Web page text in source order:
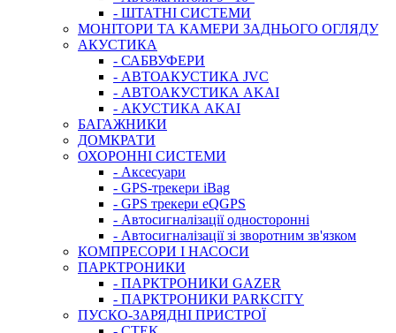
- ШТАТНІ СИСТЕМИ
МОНІТОРИ ТА КАМЕРИ ЗАДНЬОГО ОГЛЯДУ
АКУСТИКА
- САБВУФЕРИ
- АВТОАКУСТИКА JVC
- АВТОАКУСТИКА AKAI
- АКУСТИКА AKAI
БАГАЖНИКИ
ДОМКРАТИ
ОХОРОННІ СИСТЕМИ
- Аксесуари
- GPS-трекери iBag
- GPS трекери eQGPS
- Автосигналізації односторонні
- Автосигналізації зі зворотним зв'язком
КОМПРЕСОРИ І НАСОСИ
ПАРКТРОНИКИ
- ПАРКТРОНИКИ GAZER
- ПАРКТРОНИКИ PARKCITY
ПУСКО-ЗАРЯДНІ ПРИСТРОЇ